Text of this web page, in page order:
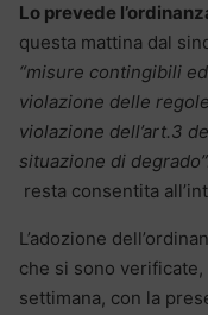
Lo prevede
questa mattina dal
“misure contingibili
violazione delle
violazione dell’art.3
situazione di degrado”.
resta consentita
L’adozione
che si sono
settimana, con la